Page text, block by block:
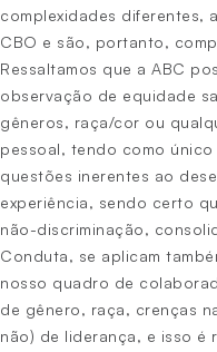
complexidades diferentes,
CBO e são, portanto,
Ressaltamos que a ABC
observação de equidade
gêneros, raça/cor ou
pessoal, tendo como
questões inerentes ao
experiência, sendo certo
não-discriminação,
Conduta, se aplicam
nosso quadro de
de gênero, raça, crenças
não) de liderança, e isso é